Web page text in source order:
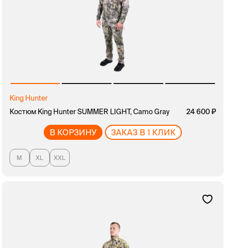
King Hunter
Костюм King Hunter SUMMER LIGHT, Camo Gray
24 600
В КОРЗИНУ ЗАКАЗ В 1 КЛИК
M XL XXL